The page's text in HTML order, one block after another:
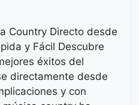
Country Directo desde
y Fácil Descubre
éxitos del
directamente desde
y con